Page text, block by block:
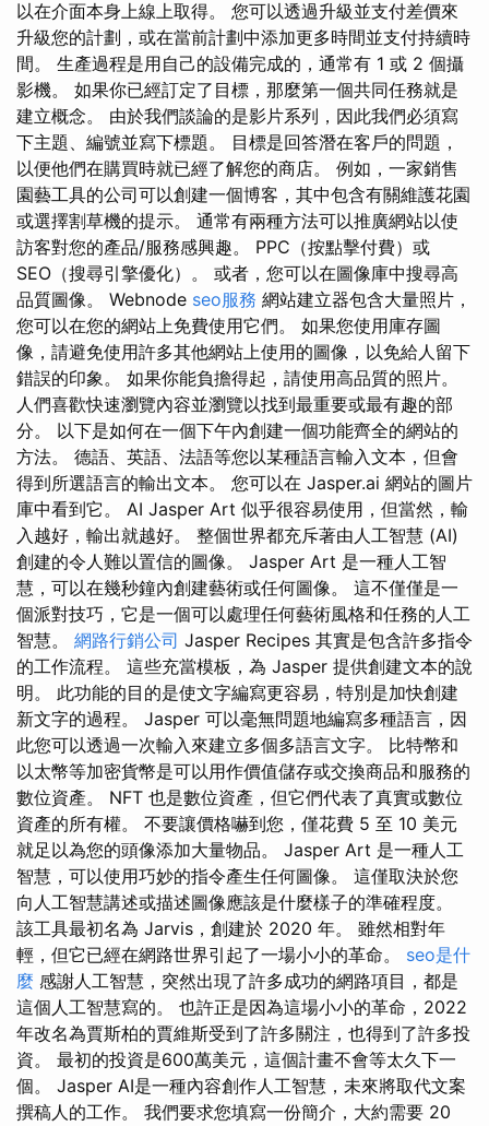
以在介面本身上線上取得。 您可以透過升級並支付差價來
升級您的計劃，或在當前計劃中添加更多時間並支付持續時
間。 生產過程是用自己的設備完成的，通常有 1 或 2 個攝
影機。 如果你已經訂定了目標，那麼第一個共同任務就是
建立概念。 由於我們談論的是影片系列，因此我們必須寫
下主題、編號並寫下標題。 目標是回答潛在客戶的問題，
以便他們在購買時就已經了解您的商店。 例如，一家銷售
園藝工具的公司可以創建一個博客，其中包含有關維護花園
或選擇割草機的提示。 通常有兩種方法可以推廣網站以使
訪客對您的產品/服務感興趣。 PPC（按點擊付費）或
SEO（搜尋引擎優化）。 或者，您可以在圖像庫中搜尋高
品質圖像。 Webnode seo服務 網站建立器包含大量照片，
您可以在您的網站上免費使用它們。 如果您使用庫存圖
像，請避免使用許多其他網站上使用的圖像，以免給人留下
錯誤的印象。 如果你能負擔得起，請使用高品質的照片。
人們喜歡快速瀏覽內容並瀏覽以找到最重要或最有趣的部
分。 以下是如何在一個下午內創建一個功能齊全的網站的
方法。 德語、英語、法語等您以某種語言輸入文本，但會
得到所選語言的輸出文本。 您可以在 Jasper.ai 網站的圖片
庫中看到它。 AI Jasper Art 似乎很容易使用，但當然，輸
入越好，輸出就越好。 整個世界都充斥著由人工智慧 (AI)
創建的令人難以置信的圖像。 Jasper Art 是一種人工智
慧，可以在幾秒鐘內創建藝術或任何圖像。 這不僅僅是一
個派對技巧，它是一個可以處理任何藝術風格和任務的人工
智慧。 網路行銷公司 Jasper Recipes 其實是包含許多指令
的工作流程。 這些充當模板，為 Jasper 提供創建文本的說
明。 此功能的目的是使文字編寫更容易，特別是加快創建
新文字的過程。 Jasper 可以毫無問題地編寫多種語言，因
此您可以透過一次輸入來建立多個多語言文字。 比特幣和
以太幣等加密貨幣是可以用作價值儲存或交換商品和服務的
數位資產。 NFT 也是數位資產，但它們代表了真實或數位
資產的所有權。 不要讓價格嚇到您，僅花費 5 至 10 美元
就足以為您的頭像添加大量物品。 Jasper Art 是一種人工
智慧，可以使用巧妙的指令產生任何圖像。 這僅取決於您
向人工智慧講述或描述圖像應該是什麼樣子的準確程度。
該工具最初名為 Jarvis，創建於 2020 年。 雖然相對年
輕，但它已經在網路世界引起了一場小小的革命。 seo是什
麼 感謝人工智慧，突然出現了許多成功的網路項目，都是
這個人工智慧寫的。 也許正是因為這場小小的革命，2022
年改名為賈斯柏的賈維斯受到了許多關注，也得到了許多投
資。 最初的投資是600萬美元，這個計畫不會等太久下一
個。 Jasper AI是一種內容創作人工智慧，未來將取代文案
撰稿人的工作。 我們要求您填寫一份簡介，大約需要 20